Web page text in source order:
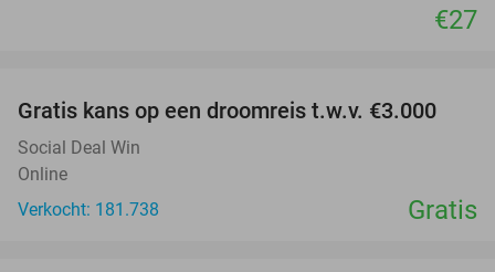
€27
Gratis kans op een droomreis t.w.v. €3.000
Social Deal Win
Online
Verkocht: 181.738
Gratis